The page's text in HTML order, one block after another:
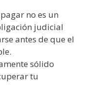
no es un
judicial
antes de que el
sólido
tu